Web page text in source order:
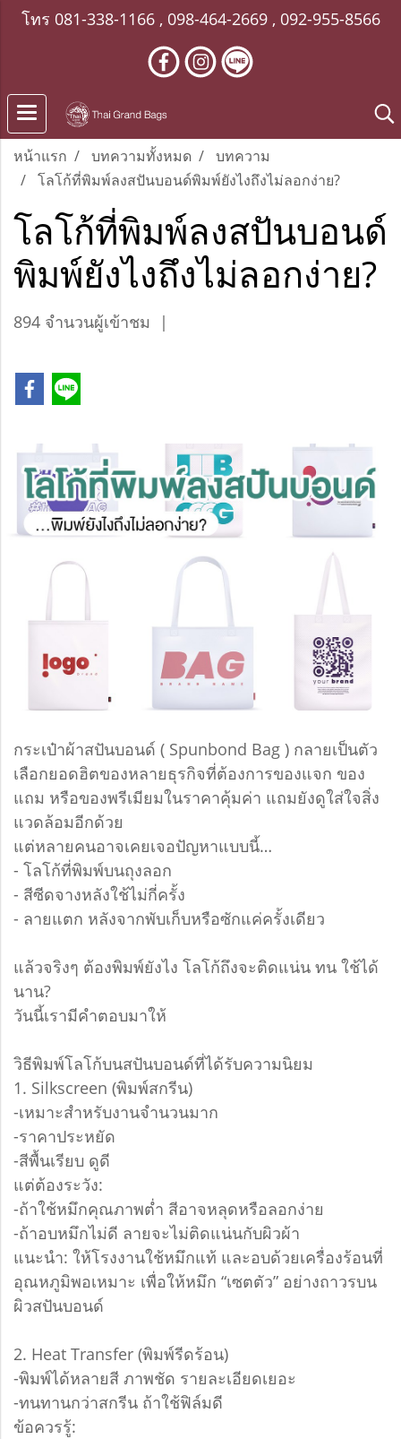
โทร 081-338-1166, 098-464-2669, 092-955-8566
หน้าแรก บทความทั้งหมด
บทความ
โลโก้ที่พิมพ์ลงสปันบอนด์พิมพ์ยังไงถึงไม่ลอกง่าย?
โลโก้ที่พิมพ์ลงสปันบอนด์
พิมพ์ยังไงถึงไม่ลอกง่าย?
894 จำนวนผู้เข้าชม |
กระเป๋าผ้าสปันบอนด์ ( Spunbond Bag ) กลายเป็นตัว
เลือกยอดฮิตของหลายธุรกิจที่ต้องการของแจก ของ
แถม หรือของพรีเมียมในราคาคุ้มค่า แถมยังดูใส่ใจสิ่ง
แวดล้อมอีกด้วย
แต่หลายคนอาจเคยเจอปัญหาแบบนี้…
- โลโก้ที่พิมพ์บนถุงลอก
- สีซีดจางหลังใช้ไม่กี่ครั้ง
- ลายแตก หลังจากพับเก็บหรือซักแค่ครั้งเดียว
แล้วจริงๆ ต้องพิมพ์ยังไง โลโก้ถึงจะติดแน่น ทน ใช้ได้
นาน?
วันนี้เรามีคำตอบมาให้
วิธีพิมพ์โลโก้บนสปันบอนด์ที่ได้รับความนิยม
1. Silkscreen (พิมพ์สกรีน)
-เหมาะสำหรับงานจำนวนมาก
-ราคาประหยัด
-สีพื้นเรียบ ดูดี
แต่ต้องระวัง:
-ถ้าใช้หมึกคุณภาพต่ำ สีอาจหลุดหรือลอกง่าย
-ถ้าอบหมึกไม่ดี ลายจะไม่ติดแน่นกับผิวผ้า
แนะนำ: ให้โรงงานใช้หมึกแท้ และอบด้วยเครื่องร้อนที่
อุณหภูมิพอเหมาะ เพื่อให้หมึก “เซตตัว” อย่างถาวรบน
ผิวสปันบอนด์
2. Heat Transfer (พิมพ์รีดร้อน)
-พิมพ์ได้หลายสี ภาพชัด รายละเอียดเยอะ
-ทนทานกว่าสกรีน ถ้าใช้ฟิล์มดี
ข้อควรรู้: